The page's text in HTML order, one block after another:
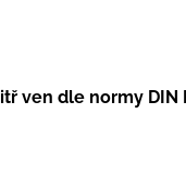
ven dle normy DIN